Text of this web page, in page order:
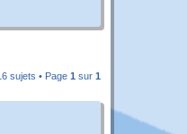
sujets • Page 1 sur 1